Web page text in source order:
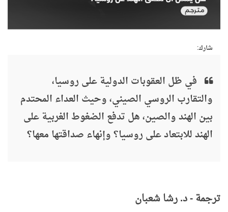
شارك:
في ظل العقوبات الدولية على روسيا،
والتقارب الروسي الصيني، وحيث العداء المحتدم
بين الهند والصين، هل تدفع الضغوط الغربية على
الهند للابتعاد على روسيا؟ وإنهاء صداقتها معها؟
ترجمة - د. رشا شعبان